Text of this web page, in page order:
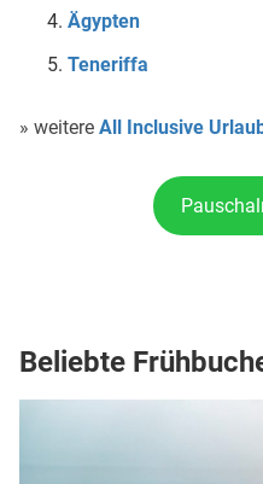
Ägypten
Teneriffa
» weitere All Inclusive
Beliebte